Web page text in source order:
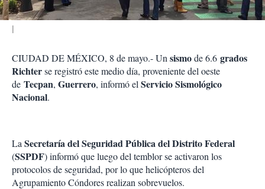
CIUDAD DE MÉXICO, 8 de mayo.- Un sismode 6.6 grados
Richterse registró este medio día, proveniente del oeste
de Tecpan, Guerrero, informó el Servicio Sismológico
Nacional.
La Secretaría del Seguridad Pública del Distrito Federal
(SSPDF) informó que luego del temblor se activaron los
protocolos de seguridad, por lo que helicópteros del
Agrupamiento Cóndores realizan sobrevuelos.